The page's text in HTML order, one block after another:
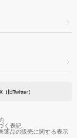
X（旧Twitter）
く表記
薬品の販売に関する表示